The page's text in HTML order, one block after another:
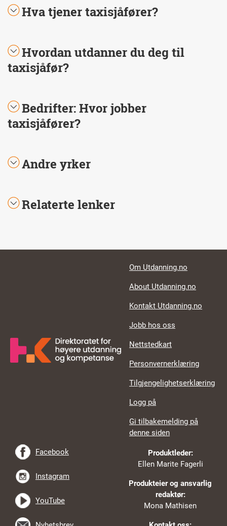
Hva tjener taxisjåfører?
Hvordan utdanner du deg til
taxisjåfør?
Bedrifter: Hvor jobber
taxisjåfører?
Andre yrker
Relaterte lenker
Footer links
Om Utdanning.no
About Utdanning.no
Kontakt Utdanning.no
Jobb hos oss
Nettstedkart
Personvernerklæring
Tilgjengelighetserklæring
Logg på
Gi tilbakemelding på
denne siden
Produktleder:
Ellen Marite Fagerli
Produkteier og ansvarlig
redaktør:
Mona Mathisen
Facebook
Instagram
YouTube